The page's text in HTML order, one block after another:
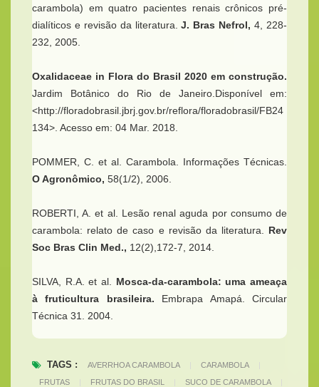
carambola) em quatro pacientes renais crônicos pré-
dialíticos e revisão da literatura.J. Bras Nefrol, 4, 228-
232, 2005.
Oxalidaceae in Flora do Brasil 2020 em construção.
Jardim Botânico do Rio de Janeiro.Disponível em:
<http://floradobrasil.jbrj.gov.br/reflora/floradobrasil/FB24
134>. Acesso em: 04 Mar. 2018.
POMMER, C. et al. Carambola. Informações Técnicas.
O Agronômico, 58(1/2), 2006.
ROBERTI, A. et al. Lesão renal aguda por consumo de
carambola: relato de caso e revisão da literatura. Rev
Soc Bras Clin Med., 12(2),172-7, 2014.
SILVA, R.A. et al. Mosca-da-carambola: uma ameaça
à fruticultura brasileira. Embrapa Amapá. Circular
Técnica 31. 2004.
TAGS : AVERRHOA CARAMBOLA CARAMBOLA
|
FRUTAS
| FRUTAS DO BRASIL | SUCO DE CARAMBOLA |